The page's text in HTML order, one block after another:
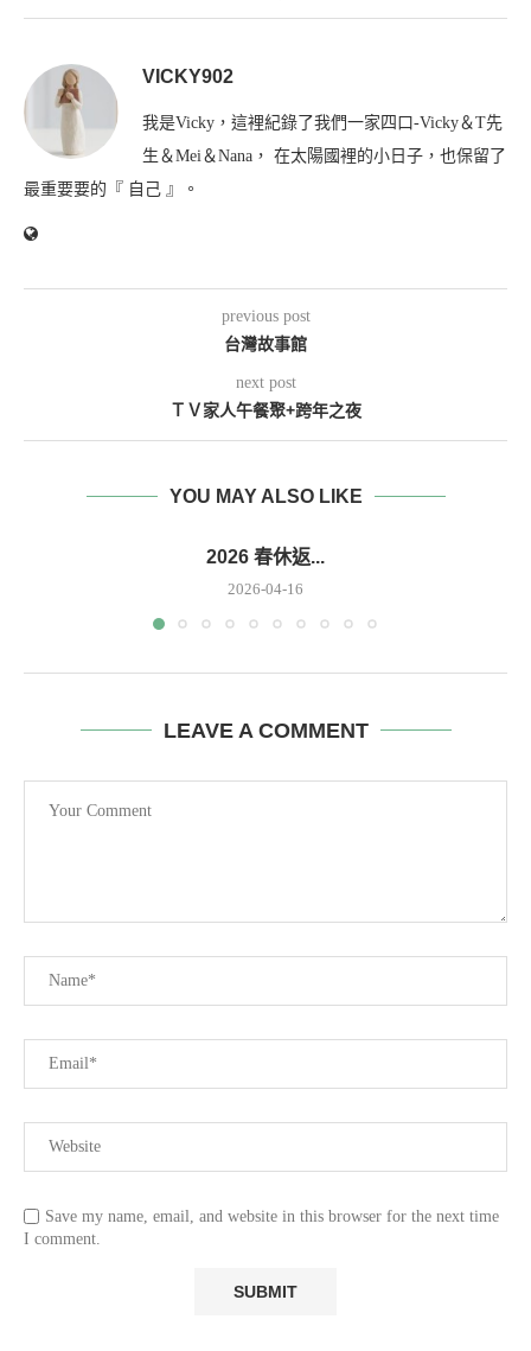
VICKY902
我是Vicky，這裡紀錄了我們一家四口-Vicky＆T先
生＆Mei＆Nana， 在太陽國裡的小日子，也保留了
最重要要的『 自己 』。
previous post
台灣故事館
next post
ＴＶ家人午餐聚+跨年之夜
YOU MAY ALSO LIKE
2026 春休返...
2026-04-16
LEAVE A COMMENT
Save my name, email, and website in this browser for the next time
I comment.